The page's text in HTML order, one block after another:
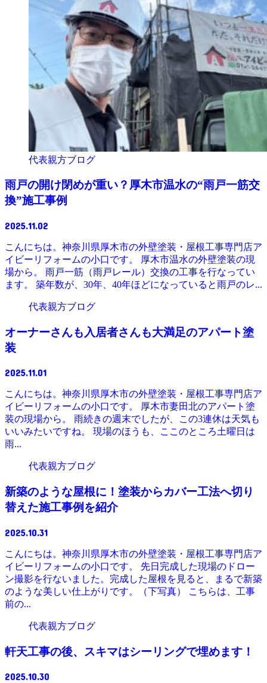
代表親方ブログ
雨戸の開け閉めが重い？厚木市温水の“雨戸一筋交
換”施工事例
2025.11.02
こんにちは。神奈川県厚木市の外壁塗装・屋根工事専門店ア
イビーリフォームの小口です。 厚木市温水の外壁塗装の現
場から。 雨戸一筋（雨戸レール）交換の工事を行なってい
ます。 築年数が、30年、40年ほどになっていると雨戸のレ...
代表親方ブログ
オーナーさんも入居者さんも大満足のアパート塗
装
2025.11.01
こんにちは。神奈川県厚木市の外壁塗装・屋根工事専門店ア
イビーリフォームの小口です。 厚木市妻田北のアパート塗
装の現場から。 雨続きの週末でしたが、この3連休は天気も
いいみたいですね。 現場のほうも、ここのところ土曜日は
雨...
代表親方ブログ
新築のような屋根に！塗装からカバー工法へ切り
替えた施工事例を紹介
2025.10.31
こんにちは。神奈川県厚木市の外壁塗装・屋根工事専門店ア
イビーリフォームの小口です。 先日完成した現場のドロー
ン撮影を行ないました。完成した屋根を見ると、まるで新築
のような美しい仕上がりです。（下写真） こちらは、工事
前の...
代表親方ブログ
軒天工事の後、スキマはシーリングで埋めます！
2025.10.30